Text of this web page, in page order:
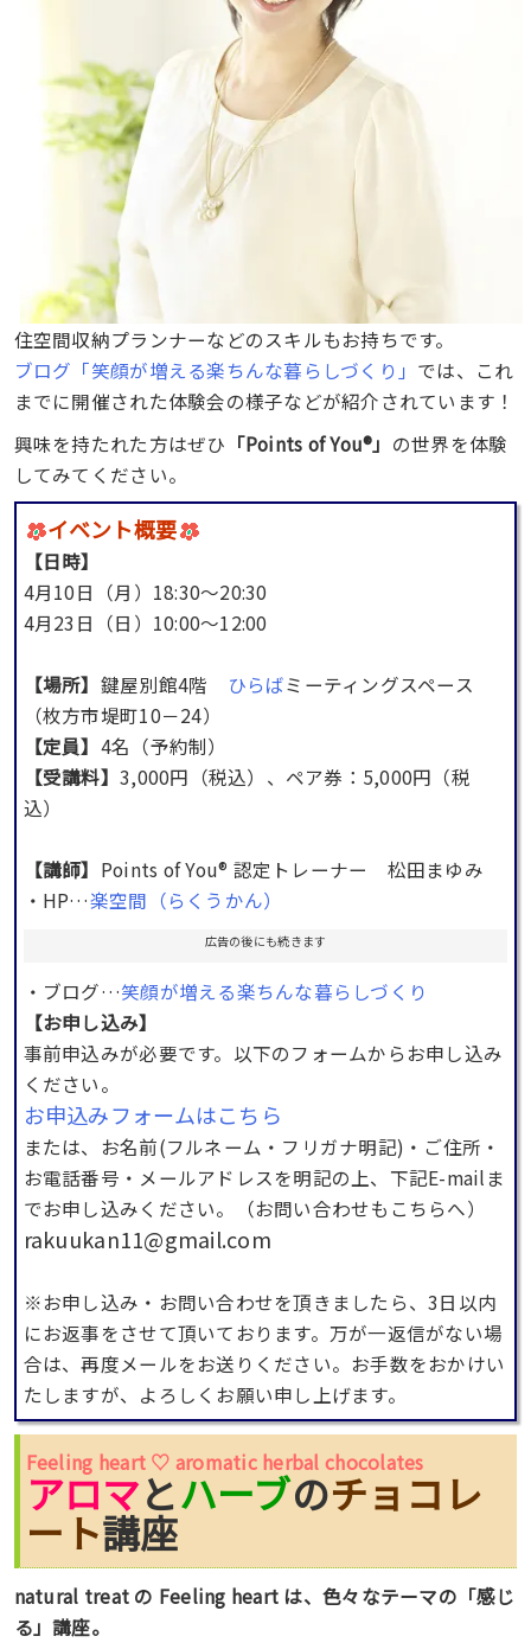
住空間収納プランナーなどのスキルもお持ちです。
ブログ「笑顔が増える楽ちんな暮らしづくり」 では、これ
までに開催された体験会の様子などが紹介されています！
興味を持たれた方はぜひ 「Points of You®」 の世界を体験
してみてください。
イベント概要
【日時】
4月10日（月）18:30～20:30
4月23日（日）10:00～12:00
【場所】 鍵屋別館4階 ひらばミーティングスペース
（枚方市堤町10－24）
【定員】 4名（予約制）
【受講料】 3,000円（税込）、ペア券：5,000円（税
込）
【講師】 Points of You® 認定トレーナー 松田まゆみ
・HP…楽空間（らくうかん）
広告の後にも続きます
・ブログ…笑顔が増える楽ちんな暮らしづくり
【お申し込み】
事前申込みが必要です。以下のフォームからお申し込み
ください。
お申込みフォームはこちら
または、お名前(フルネーム・フリガナ明記)・ご住所・
お電話番号・メールアドレスを明記の上、下記E-mailま
でお申し込みください。（お問い合わせもこちらへ）
rakuukan11@gmail.com
※お申し込み・お問い合わせを頂きましたら、3日以内
にお返事をさせて頂いております。万が一返信がない場
合は、再度メールをお送りください。お手数をおかけい
たしますが、よろしくお願い申し上げます。
Feeling heart ♡ aromatic herbal chocolates
アロマとハーブのチョコレ
ート講座
natural treat の Feeling heart は、色々なテーマの「感じ
る」講座。